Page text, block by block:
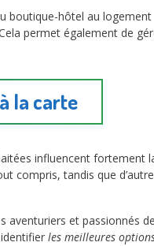
boutique-hôtel au logement
permet également de
la carte
influencent fortement
compris, tandis que
aventuriers et passionnés de
les meilleures